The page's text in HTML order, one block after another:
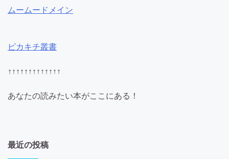
ムームードメイン
ピカキチ叢書
↑↑↑↑↑↑↑↑↑↑↑↑↑
あなたの読みたい本がここにある！
最近の投稿